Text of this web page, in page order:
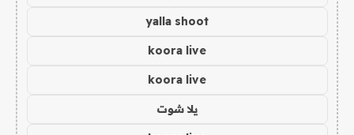
yalla shoot
koora live
koora live
يلا شوت